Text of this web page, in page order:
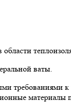
ваты.
требованиями к
материалы